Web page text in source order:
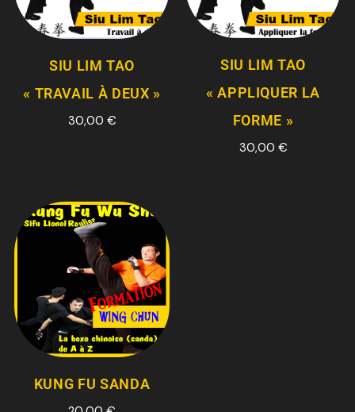
SIU LIM TAO
« TRAVAIL À DEUX »
30,00 €
SIU LIM TAO
« APPLIQUER LA
FORME »
30,00 €
KUNG FU SANDA